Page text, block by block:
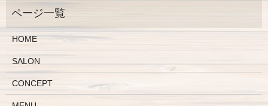
HOME
SALON
CONCEPT